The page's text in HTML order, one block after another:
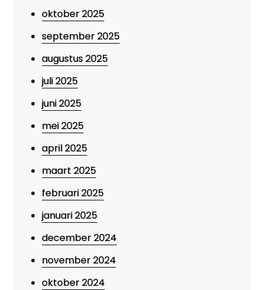
oktober 2025
september 2025
augustus 2025
juli 2025
juni 2025
mei 2025
april 2025
maart 2025
februari 2025
januari 2025
december 2024
november 2024
oktober 2024